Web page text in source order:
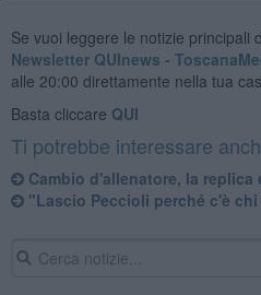
Se vuoi leggere le notizie principali
Newsletter QUInews -
alle 20:00 direttamente nella tua
Basta cliccare QUI
Ti potrebbe interessare
Cambio d'allenatore, la replica
"Lascio Peccioli perché c'è chi